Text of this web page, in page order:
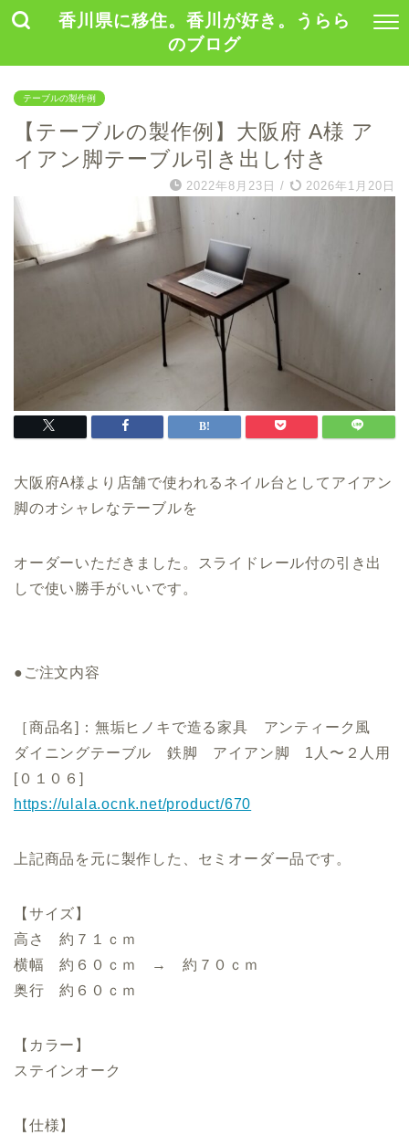
香川県に移住。香川が好き。うらら
のブログ
テーブルの製作例
【テーブルの製作例】大阪府 A様 ア
イアン脚テーブル引き出し付き
2022年8月23日 / 2026年1月20日
大阪府A様より店舗で使われるネイル台としてアイアン
脚のオシャレなテーブルを
オーダーいただきました。スライドレール付の引き出
しで使い勝手がいいです。
●ご注文内容
［商品名]：無垢ヒノキで造る家具 アンティーク風
ダイニングテーブル 鉄脚 アイアン脚 1人〜２人用
[０１０６]
https://ulala.ocnk.net/product/670
上記商品を元に製作した、セミオーダー品です。
【サイズ】
高さ 約７１ｃｍ
横幅 約６０ｃｍ → 約７０ｃｍ
奥行 約６０ｃｍ
【カラー】
ステインオーク
【仕様】